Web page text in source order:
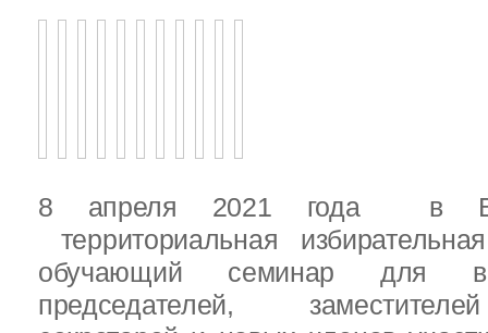
8 апреля 2021 года в
территориальная
обучающий семинар для
председателей,